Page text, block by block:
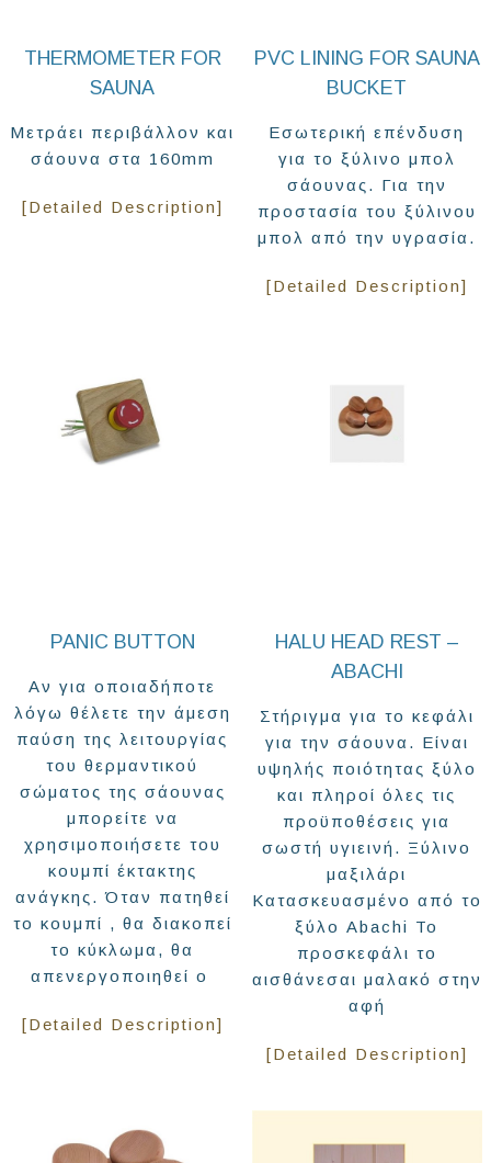
THERMOMETER FOR
SAUNA
Μετράει περιβάλλον και
σάουνα στα 160mm
[Detailed Description]
PVC LINING FOR SAUNA
BUCKET
Εσωτερική επένδυση
για το ξύλινο μπολ
σάουνας. Για την
προστασία του ξύλινου
μπολ από την υγρασία.
[Detailed Description]
PANIC BUTTON
Αν για οποιαδήποτε
λόγω θέλετε την άμεση
παύση της λειτουργίας
του θερμαντικού
σώματος της σάουνας
μπορείτε να
χρησιμοποιήσετε του
κουμπί έκτακτης
ανάγκης. Όταν πατηθεί
το κουμπί , θα διακοπεί
το κύκλωμα, θα
απενεργοποιηθεί ο
[Detailed Description]
HALU HEAD REST –
ABACHI
Στήριγμα για το κεφάλι
για την σάουνα. Είναι
υψηλής ποιότητας ξύλο
και πληροί όλες τις
προϋποθέσεις για
σωστή υγιεινή. Ξύλινο
μαξιλάρι
Κατασκευασμένο από το
ξύλο Abachi Το
προσκεφάλι το
αισθάνεσαι μαλακό στην
αφή
[Detailed Description]